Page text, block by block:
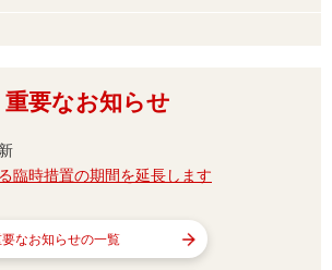
重要なお知らせ
臨時措置の期間を延長します
なお知らせの一覧